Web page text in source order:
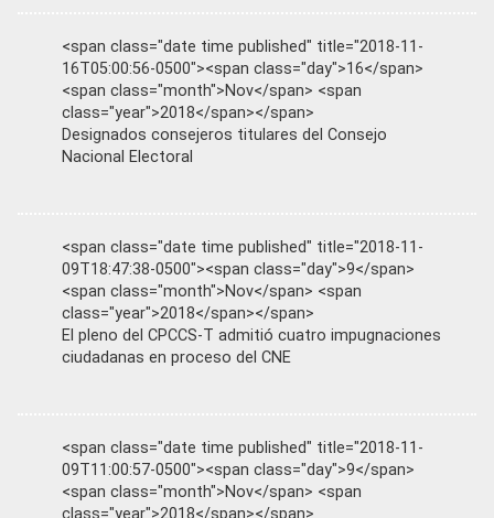
<span class="date time published" title="2018-11-
16T05:00:56-0500"><span class="day">16</span>
<span class="month">Nov</span> <span
class="year">2018</span></span>
Designados consejeros titulares del Consejo
Nacional Electoral
<span class="date time published" title="2018-11-
09T18:47:38-0500"><span class="day">9</span>
<span class="month">Nov</span> <span
class="year">2018</span></span>
El pleno del CPCCS-T admitió cuatro impugnaciones
ciudadanas en proceso del CNE
<span class="date time published" title="2018-11-
09T11:00:57-0500"><span class="day">9</span>
<span class="month">Nov</span> <span
class="year">2018</span></span>